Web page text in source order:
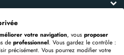
votre navigation, vous proposer
de professionnel. Vous gardez le contrôle :
précisément. Vous pourrez modifier votre